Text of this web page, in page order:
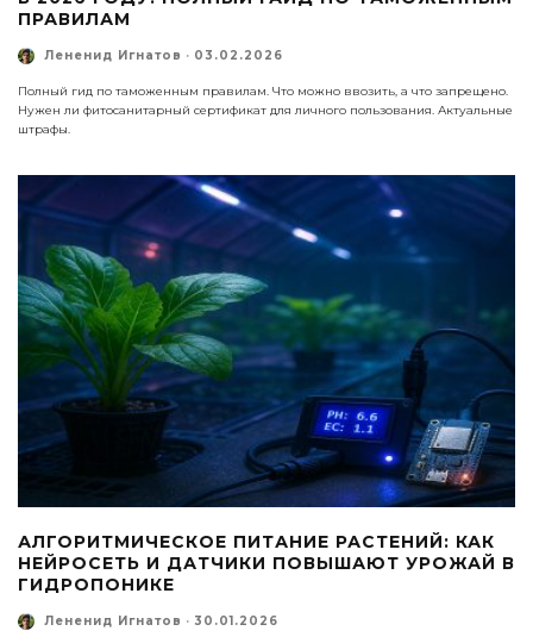
ПРАВИЛАМ
Лененид Игнатов · 03.02.2026
Полный гид по таможенным правилам. Что можно ввозить, а что запрещено.
Нужен ли фитосанитарный сертификат для личного пользования. Актуальные
штрафы.
АЛГОРИТМИЧЕСКОЕ ПИТАНИЕ РАСТЕНИЙ: КАК
НЕЙРОСЕТЬ И ДАТЧИКИ ПОВЫШАЮТ УРОЖАЙ В
ГИДРОПОНИКЕ
Лененид Игнатов · 30.01.2026